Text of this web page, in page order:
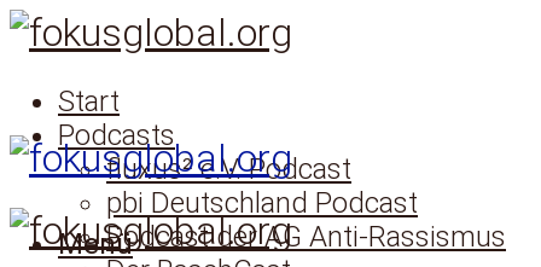
Start
Podcasts
fluxus² e.V. Podcast
pbi Deutschland Podcast
Podcast der AG Anti-Rassismus
Menü